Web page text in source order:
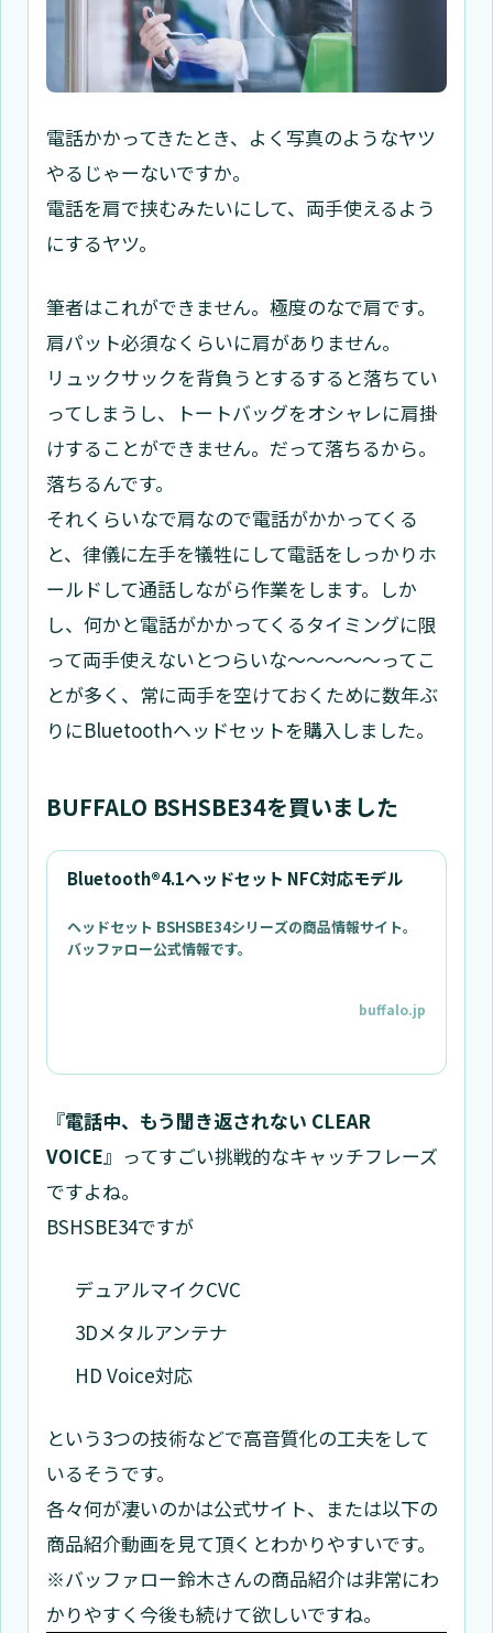
電話かかってきたとき、よく写真のようなヤツ
やるじゃーないですか。
電話を肩で挟むみたいにして、両手使えるよう
にするヤツ。
筆者はこれができません。極度のなで肩です。
肩パット必須なくらいに肩がありません。
リュックサックを背負うとするすると落ちてい
ってしまうし、トートバッグをオシャレに肩掛
けすることができません。だって落ちるから。
落ちるんです。
それくらいなで肩なので電話がかかってくる
と、律儀に左手を犠牲にして電話をしっかりホ
ールドして通話しながら作業をします。しか
し、何かと電話がかかってくるタイミングに限
って両手使えないとつらいな〜〜〜〜〜ってこ
とが多く、常に両手を空けておくために数年ぶ
りにBluetoothヘッドセットを購入しました。
BUFFALO BSHSBE34を買いました
Bluetooth®4.1ヘッドセット NFC対応モデル
ヘッドセット BSHSBE34シリーズの商品情報サイト。
バッファロー公式情報です。
buffalo.jp
『電話中、もう聞き返されない CLEAR
VOICE』ってすごい挑戦的なキャッチフレーズ
ですよね。
BSHSBE34ですが
デュアルマイクCVC
3Dメタルアンテナ
HD Voice対応
という3つの技術などで高音質化の工夫をして
いるそうです。
各々何が凄いのかは公式サイト、または以下の
商品紹介動画を見て頂くとわかりやすいです。
※バッファロー鈴木さんの商品紹介は非常にわ
かりやすく今後も続けて欲しいですね。